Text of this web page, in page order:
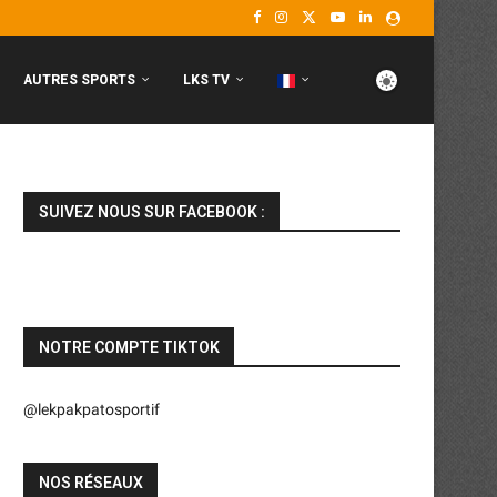
AUTRES SPORTS LKS TV
SUIVEZ NOUS SUR FACEBOOK :
NOTRE COMPTE TIKTOK
@lekpakpatosportif
NOS RÉSEAUX